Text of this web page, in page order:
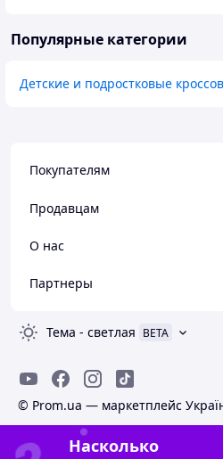
Популярные категории
Детские и подростковые
Покупателям
Продавцам
О нас
Партнеры
Тема - светлая BETA
© Prom.ua — маркетплейс
Насколько